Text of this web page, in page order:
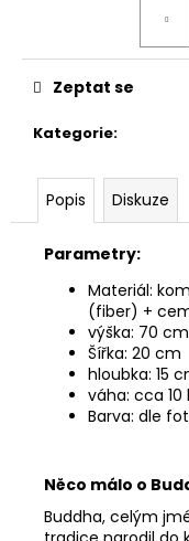
Kategorie:
Zeptat se
Popis Diskuze
Parametry:
Materiál:
(fiber) +
výška: 70 cm
Šířka: 20 cm
hloubka: 15
váha: cca 10
Barva: dle
Něco málo o
Buddha, celým
SOCHA
ŽELVA
30X22X20CM
BY
750